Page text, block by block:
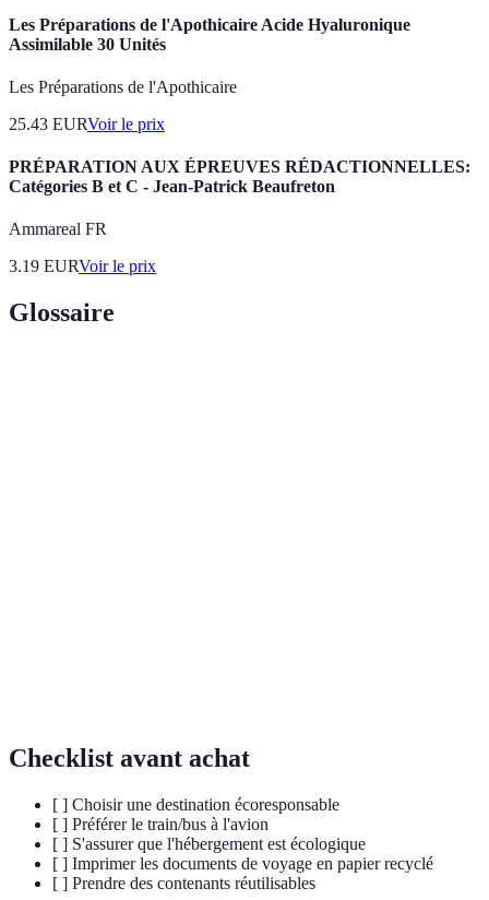
Les Préparations de l'Apothicaire Acide Hyaluronique
Assimilable 30 Unités
Les Préparations de l'Apothicaire
25.43 EURVoir le prix
PRÉPARATION AUX ÉPREUVES RÉDACTIONNELLES:
Catégories B et C - Jean-Patrick Beaufreton
Ammareal FR
3.19 EURVoir le prix
Glossaire
Checklist avant achat
[ ] Choisir une destination écoresponsable
[ ] Préférer le train/bus à l'avion
[ ] S'assurer que l'hébergement est écologique
[ ] Imprimer les documents de voyage en papier recyclé
[ ] Prendre des contenants réutilisables